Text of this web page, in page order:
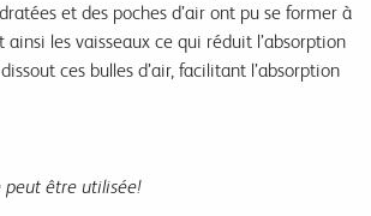
et des poches d’air ont pu se former à
ainsi les vaisseaux ce qui réduit l’absorption
dissout ces bulles d’air, facilitant l’absorption
être utilisée!